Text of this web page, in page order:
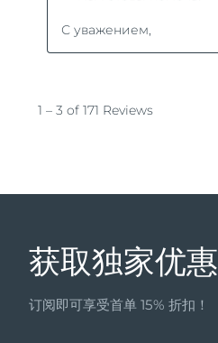
获取独家优惠
订阅即可享受首单 15% 折扣！